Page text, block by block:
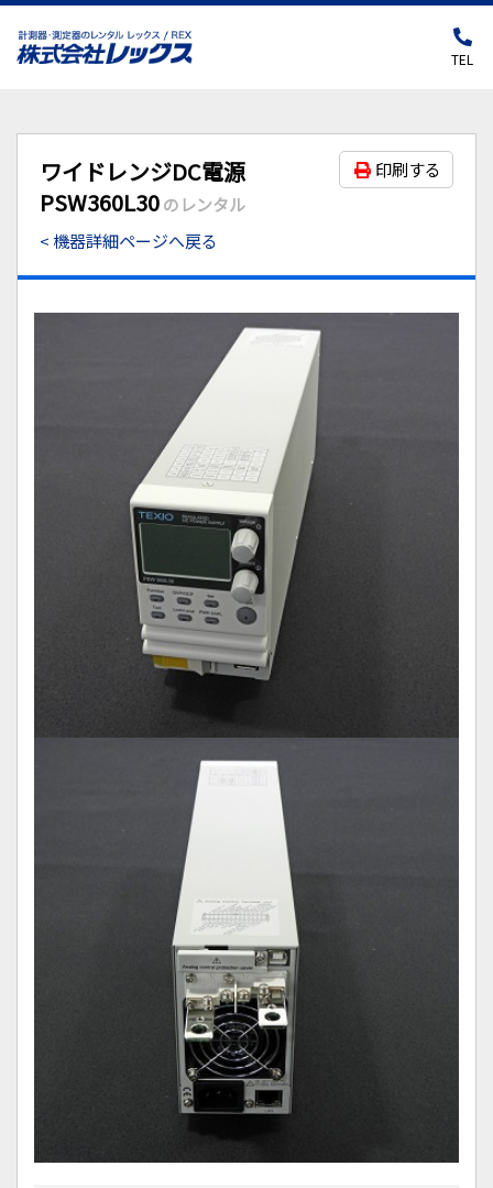
TEL
ワイドレンジDC電源
PSW360L30のレンタル
印刷する
< 機器詳細ページへ戻る